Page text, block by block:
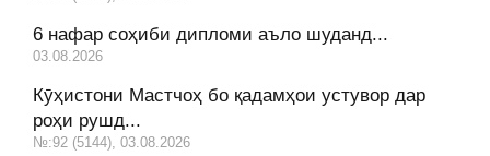
6 нафар соҳиби дипломи аъло шуданд...
03.08.2026
Кӯҳистони Мастчоҳ бо қадамҳои устувор дар
роҳи рушд...
№:92 (5144), 03.08.2026